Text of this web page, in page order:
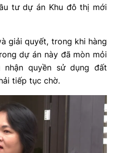
tư dự án Khu đô thị mới
giải quyết, trong khi hàng
dự án này đã mòn mỏi
quyền sử dụng đất
tiếp tục chờ.